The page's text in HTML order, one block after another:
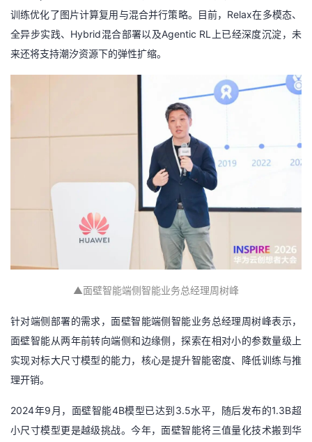
训练优化了图片计算复用与混合并行策略。目前，Relax在多模态、
全异步实践、Hybrid混合部署以及Agentic RL上已经深度沉淀，未
来还将支持潮汐资源下的弹性扩缩。
▲面壁智能端侧智能业务总经理周树峰
针对端侧部署的需求，面壁智能端侧智能业务总经理周树峰表示，
面壁智能从两年前转向端侧和边缘侧，探索在相对小的参数量级上
实现对标大尺寸模型的能力，核心是提升智能密度、降低训练与推
理开销。
2024年9月，面壁智能4B模型已达到3.5水平，随后发布的1.3B超
小尺寸模型更是越级挑战。今年，面壁智能将三值量化技术搬到华